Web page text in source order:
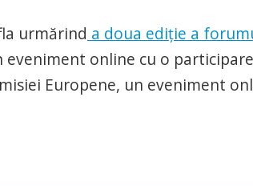
urmărind a doua ediție a
eveniment online cu o participare
Europene, un eveniment